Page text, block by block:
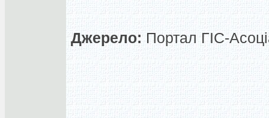
Джерело: Портал ГІС-